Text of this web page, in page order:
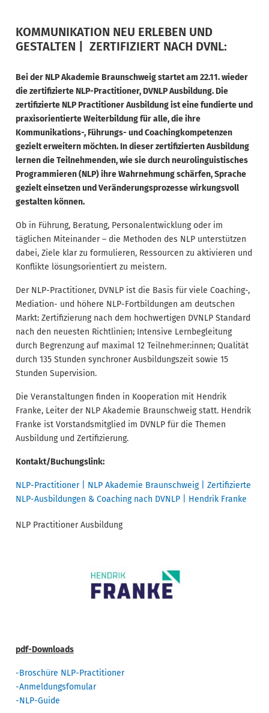
KOMMUNIKATION NEU ERLEBEN UND
GESTALTEN | ZERTIFIZIERT NACH DVNL:
Bei der NLP Akademie Braunschweig startet am 22.11. wieder
die zertifizierte NLP-Practitioner, DVNLP Ausbildung. Die
zertifizierte NLP Practitioner Ausbildung ist eine fundierte und
praxisorientierte Weiterbildung für alle, die ihre
Kommunikations-, Führungs- und Coachingkompetenzen
gezielt erweitern möchten. In dieser zertifizierten Ausbildung
lernen die Teilnehmenden, wie sie durch neurolinguistisches
Programmieren (NLP) ihre Wahrnehmung schärfen, Sprache
gezielt einsetzen und Veränderungsprozesse wirkungsvoll
gestalten können.
Ob in Führung, Beratung, Personalentwicklung oder im
täglichen Miteinander – die Methoden des NLP unterstützen
dabei, Ziele klar zu formulieren, Ressourcen zu aktivieren und
Konflikte lösungsorientiert zu meistern.
Der NLP-Practitioner, DVNLP ist die Basis für viele Coaching-,
Mediation- und höhere NLP-Fortbildungen am deutschen
Markt: Zertifizierung nach dem hochwertigen DVNLP Standard
nach den neuesten Richtlinien; Intensive Lernbegleitung
durch Begrenzung auf maximal 12 Teilnehmer:innen; Qualität
durch 135 Stunden synchroner Ausbildungszeit sowie 15
Stunden Supervision.
Die Veranstaltungen finden in Kooperation mit Hendrik
Franke, Leiter der NLP Akademie Braunschweig statt. Hendrik
Franke ist Vorstandsmitglied im DVNLP für die Themen
Ausbildung und Zertifizierung.
Kontakt/Buchungslink:
NLP-Practitioner | NLP Akademie Braunschweig | Zertifizierte
NLP-Ausbildungen & Coaching nach DVNLP | Hendrik Franke
NLP Practitioner Ausbildung
pdf-Downloads
-Broschüre NLP-Practitioner
-Anmeldungsfomular
-NLP-Guide